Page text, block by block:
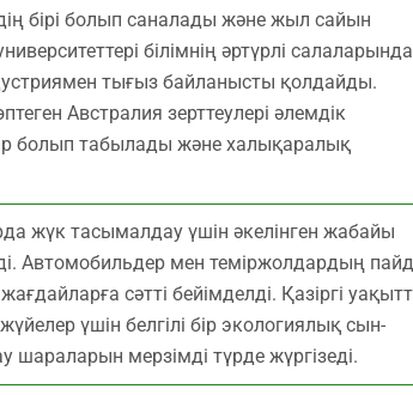
бірі болып саналады және жыл сайын
білімнің әртүрлі салаларында
тығыз байланысты қолдайды.
Австралия зерттеулері әлемдік
болып табылады және халықаралық
жүк тасымалдау үшін әкелінген жабайы
Автомобильдер мен теміржолдардың
сәтті бейімделді. Қазіргі
үшін белгілі бір экологиялық сын-
мерзімді түрде жүргізеді.